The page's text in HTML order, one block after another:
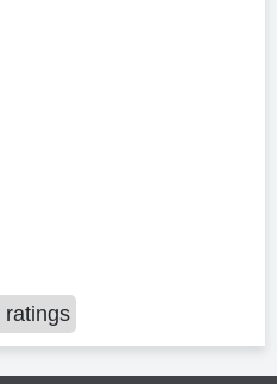
ratings